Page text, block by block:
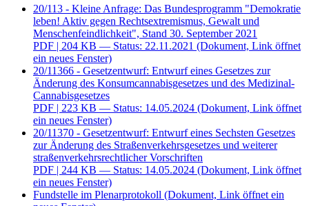
20/113 - Kleine Anfrage: Das Bundesprogramm "Demokratie
leben! Aktiv gegen Rechtsextremismus, Gewalt und
Menschenfeindlichkeit", Stand 30. September 2021
PDF | 204 KB — Status: 22.11.2021 (Dokument, Link öffnet
ein neues Fenster)
20/11366 - Gesetzentwurf: Entwurf eines Gesetzes zur
Änderung des Konsumcannabisgesetzes und des Medizinal-
Cannabisgesetzes
PDF | 223 KB — Status: 14.05.2024 (Dokument, Link öffnet
ein neues Fenster)
20/11370 - Gesetzentwurf: Entwurf eines Sechsten Gesetzes
zur Änderung des Straßenverkehrsgesetzes und weiterer
straßenverkehrsrechtlicher Vorschriften
PDF | 244 KB — Status: 14.05.2024 (Dokument, Link öffnet
ein neues Fenster)
Fundstelle im Plenarprotokoll (Dokument, Link öffnet ein